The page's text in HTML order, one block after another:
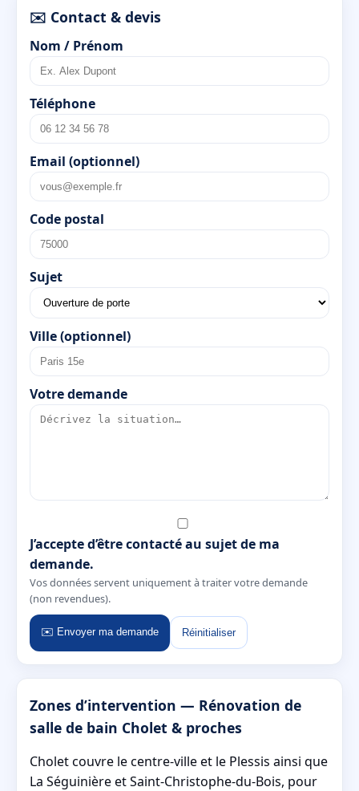
✉️ Contact & devis
Nom / Prénom
Téléphone
Email (optionnel)
Code postal
Sujet
Ville (optionnel)
Votre demande
J’accepte d’être contacté au sujet de ma
demande.
Vos données servent uniquement à traiter votre demande
(non revendues).
✉️ Envoyer ma demande Réinitialiser
Zones d’intervention — Rénovation de
salle de bain Cholet & proches
Cholet couvre le centre-ville et le Plessis ainsi que
La Séguinière et Saint-Christophe-du-Bois, pour